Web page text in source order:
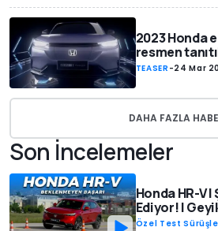
2023 Honda
resmen
TEASER -24 Mar
DAHA FAZLA
Son İncelemeler
Honda HR-V
Ediyor! |
Özel Test